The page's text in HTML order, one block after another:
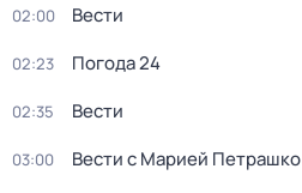
02:00 Вести
02:23 Погода 24
02:35 Вести
03:00 Вести с Марией Петрашко